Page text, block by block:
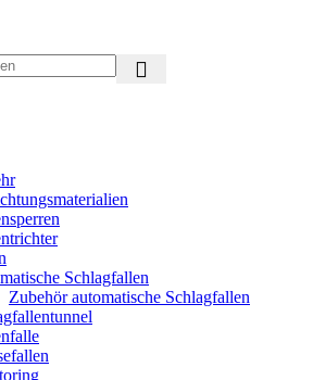
Schlagfallen
Zubehör automatische Schlagfallen